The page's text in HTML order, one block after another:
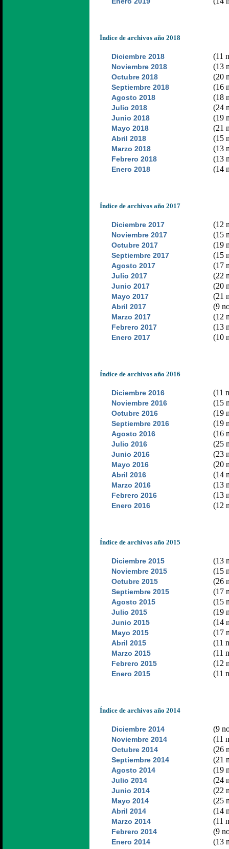
Índice de archivos año 2018
Diciembre 2018 (11
Noviembre 2018 (13
Octubre 2018 (20
Septiembre 2018 (16
Agosto 2018 (18
Julio 2018 (24
Junio 2018 (19
Mayo 2018 (21
Abril 2018 (15
Marzo 2018 (13
Febrero 2018 (13
Enero 2018 (14
Índice de archivos año 2017
Diciembre 2017 (12
Noviembre 2017 (15
Octubre 2017 (19
Septiembre 2017 (15
Agosto 2017 (17
Julio 2017 (22
Junio 2017 (20
Mayo 2017 (21
Abril 2017 (9
Marzo 2017 (12
Febrero 2017 (13
Enero 2017 (10
Índice de archivos año 2016
Diciembre 2016 (11
Noviembre 2016 (15
Octubre 2016 (19
Septiembre 2016 (19
Agosto 2016 (16
Julio 2016 (25
Junio 2016 (23
Mayo 2016 (20
Abril 2016 (14
Marzo 2016 (13
Febrero 2016 (13
Enero 2016 (12
Índice de archivos año 2015
Diciembre 2015 (13
Noviembre 2015 (15
Octubre 2015 (26
Septiembre 2015 (17
Agosto 2015 (15
Julio 2015 (19
Junio 2015 (14
Mayo 2015 (17
Abril 2015 (11
Marzo 2015 (11
Febrero 2015 (12
Enero 2015 (11
Índice de archivos año 2014
Diciembre 2014 (9
Noviembre 2014 (11
Octubre 2014 (26
Septiembre 2014 (21
Agosto 2014 (19
Julio 2014 (24
Junio 2014 (22
Mayo 2014 (25
Abril 2014 (14
Marzo 2014 (11
Febrero 2014 (9
Enero 2014 (13